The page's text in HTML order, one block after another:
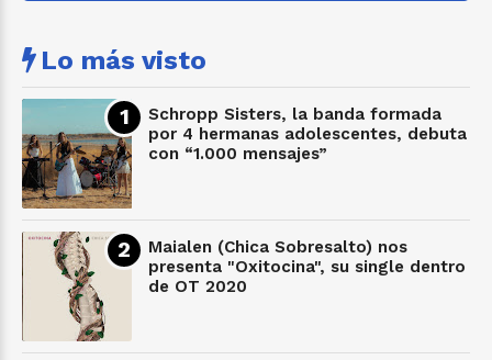
Lo más visto
Schropp Sisters, la banda formada
por 4 hermanas adolescentes, debuta
con “1.000 mensajes”
Maialen (Chica Sobresalto) nos
presenta "Oxitocina", su single dentro
de OT 2020